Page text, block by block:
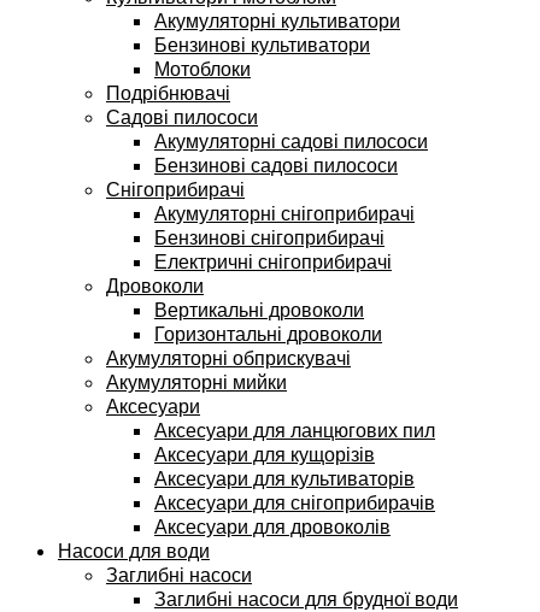
Акумуляторні культиватори
Бензинові культиватори
Мотоблоки
Подрібнювачі
Садові пилососи
Акумуляторні садові пилососи
Бензинові садові пилососи
Снігоприбирачі
Акумуляторні снігоприбирачі
Бензинові снігоприбирачі
Електричні снігоприбирачі
Дровоколи
Вертикальні дровоколи
Горизонтальні дровоколи
Акумуляторні обприскувачі
Акумуляторні мийки
Аксесуари
Аксесуари для ланцюгових пил
Аксесуари для кущорізів
Аксесуари для культиваторів
Аксесуари для снігоприбирачів
Аксесуари для дровоколів
Насоси для води
Заглибні насоси
Заглибні насоси для брудної води